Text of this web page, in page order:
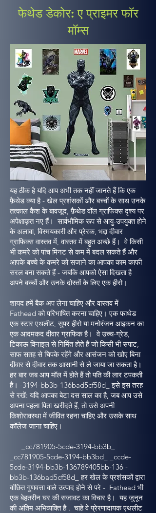
फेथेड डेकोर: ए प्राइमर फॉर
मॉम्स
यह ठीक है यदि आप अभी तक नहीं जानते हैं कि एक
फ़ैथेड क्या है - खेल प्रशंसकों और बच्चों के साथ उनके
तत्काल कैश के बावजूद, फ़ैथेड वॉल ग्राफिक्स दृश्य पर
अपेक्षाकृत नए हैं। सार्वभौमिक रूप से आयु-उपयुक्त होने
के अलावा, विस्मयकारी और प्रेरक, भद्दा दीवार
ग्राफिक्स वास्तव में, वास्तव में बहुत अच्छे हैं। वे किसी
भी कमरे को पांच मिनट से कम में बदल सकते हैं और
आपके बच्चे के कमरे को सजाने का आपका काम काफी
सरल बना सकते हैं - जबकि आपको ऐसा दिखता है
अपने बच्चों और उनके दोस्तों के लिए एक हीरो।
शायद हमें बैक अप लेना चाहिए और वास्तव में
Fathead को परिभाषित करना चाहिए। एक फाथेड
एक स्टार एथलीट, सुपर हीरो या मनोरंजन आइकन का
एक आदमकद दीवार ग्राफिक है। वे उच्च-ग्रेड,
टिकाऊ विनाइल से निर्मित होते हैं जो किसी भी सपाट,
साफ सतह से चिपके रहेंगे और आसंजन को खोए बिना
दीवार से दीवार तक आसानी से ले जाया जा सकता है।
हर बार जब आप मॉल में होते हैं तो पति की लार टपकती
है। -3194-bb3b-136bad5cf58d_ इसे इस तरह
से रखें: यदि आपका बेटा दस साल का है, जब आप उसे
अपना पहला पिता खरीदते हैं, तो उसे अपनी
किशोरावस्था में जीवित रहना चाहिए और उसके साथ
कॉलेज जाना चाहिए।
_cc781905-5cde-3194-bb3b_
_cc781905-5cde-3194-bb3bd_ _ccde-
5cde-3194-bb3b-136789405bb-136 -
bb3b-136bad5cf58d_ हर खेल के प्रशंसकों द्वारा
वांछित गुणवत्ता वाले उत्पाद होने से परे - Fathead भी
एक बेहतरीन घर की सजावट का विचार है। यह जुनून
की अंतिम अभिव्यक्ति है . चाहे वे प्रेरणादायक एथलीट